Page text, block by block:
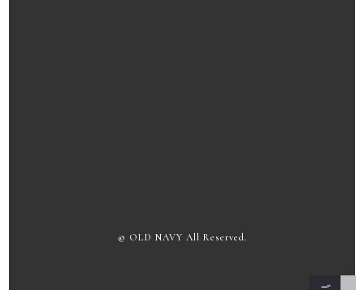
© OLD NAVY All Reserved.